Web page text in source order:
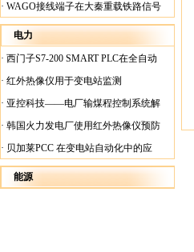
· WAGO接线端子在大秦重载铁路信号
楼设备中的应用
电力
· 西门子S7-200 SMART PLC在全自动
蓄电池短路内阻检测机上的应用
· 红外热像仪用于变电站监测
· 亚控科技——电厂输煤程控制系统解
决方案
· 韩国火力发电厂使用红外热像仪预防
火灾
· 贝加莱PCC 在变电站自动化中的应
用
能源